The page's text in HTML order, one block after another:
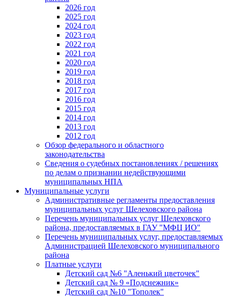
2026 год
2025 год
2024 год
2023 год
2022 год
2021 год
2020 год
2019 год
2018 год
2017 год
2016 год
2015 год
2014 год
2013 год
2012 год
Обзор федерального и областного
законодательства
Сведения о судебных постановлениях / решениях
по делам о признании недействующими
муниципальных НПА
Муниципальные услуги
Административные регламенты предоставления
муниципальных услуг Шелеховского района
Перечень муниципальных услуг Шелеховского
района, предоставляемых в ГАУ "МФЦ ИО"
Перечень муниципальных услуг, предоставляемых
Администрацией Шелеховского муниципального
района
Платные услуги
Детский сад №6 "Аленький цветочек"
Детский сад № 9 «Подснежник»
Детский сад №10 "Тополек"